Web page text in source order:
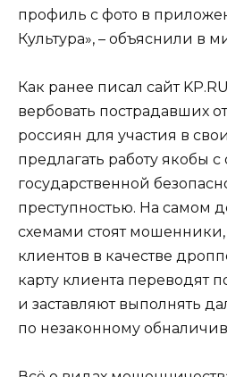
профиль с фото в
Культура», – объяснили в
Как ранее писал сайт
вербовать пострадавших
россиян для участия в
предлагать работу якобы
государственной
преступностью. На самом
схемами стоят
клиентов в качестве
карту клиента переводят
и заставляют выполнять
по незаконному